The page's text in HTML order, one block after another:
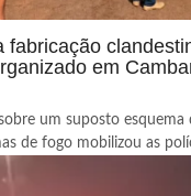
fabricação
em
um suposto esquema
de fogo mobilizou as